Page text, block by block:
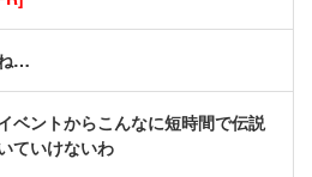
…
ベントからこんなに短時間で伝説
ていけないわ